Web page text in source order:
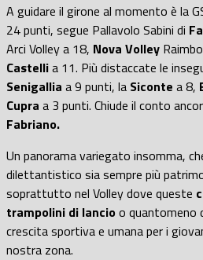
A guidare il girone al momento è la
24 punti, segue Pallavolo Sabini di
Arci Volley a 18, Nova Volley
Castellia 11. Più distaccate le
Senigallia a 9 punti, la Siconte a 8,
Cupra a 3 punti. Chiude il conto
Fabriano.
Un panorama variegato insomma,
dilettantistico sia sempre più
soprattutto nel Volley dove queste
trampolini di lancioo quantomeno
crescita sportiva e umana per i
nostra zona.